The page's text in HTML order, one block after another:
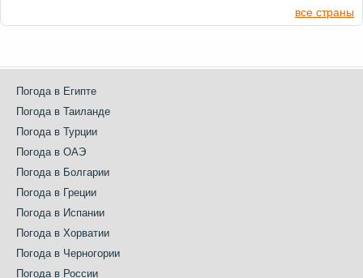
все страны
Погода в Египте
Погода в Таиланде
Погода в Турции
Погода в ОАЭ
Погода в Болгарии
Погода в Греции
Погода в Испании
Погода в Хорватии
Погода в Черногории
Погода в России